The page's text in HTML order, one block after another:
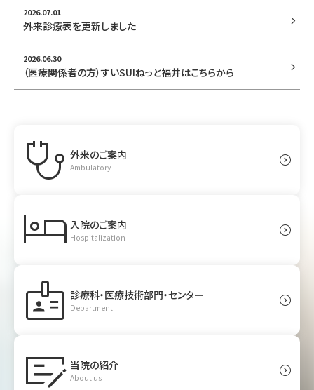
2026.07.01
外来診療表を更新しました keyboard_arrow_right
2026.06.30
（医療関係者の方）すいSUIねっと福井はこちらから keyboard_arrow_right
stethoscope 外来のご案内
Ambulatory expand_circle_right
hotel 入院のご案内
Hospitalization expand_circle_right
badge 診療科・医療技術部門・センター
Department expand_circle_right
checkbook 当院の紹介
About us expand_circle_right